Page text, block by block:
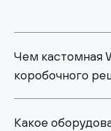
Чем кастомная
коробочного
Какое